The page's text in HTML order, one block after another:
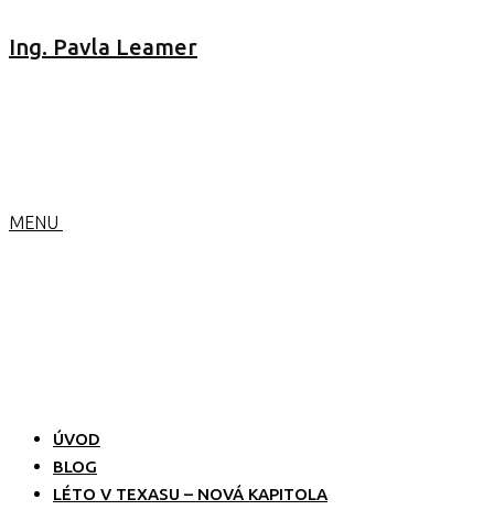
Ing. Pavla Leamer
MENU
ÚVOD
BLOG
LÉTO V TEXASU – NOVÁ KAPITOLA